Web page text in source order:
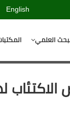
English
العلمي